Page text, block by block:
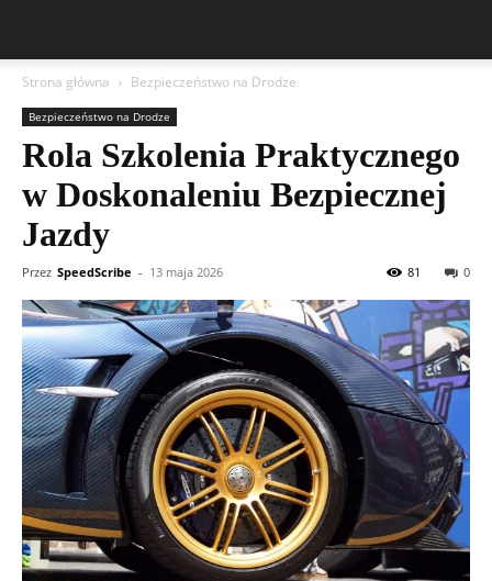
Strona główna Bezpieczeństwo na Drodze
Bezpieczeństwo na Drodze
Rola Szkolenia Praktycznego
w Doskonaleniu Bezpiecznej
Jazdy
Przez SpeedScribe - 13 maja 2026 0
81